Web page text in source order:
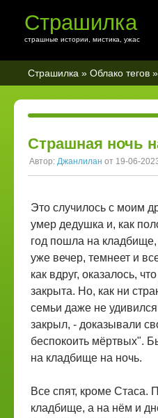
Страшилка
страшные истории, мистика, ужас
Страшилка » Облако тегов
Страшная ночь
Автор: Джанлилан от 19-06-
Это случилось с моим
умер дедушка и, как
год пошла на
уже вечер, темнеет и
как вдруг, оказалось,
закрыта. Но, как ни
семьи даже не
закрыл, - доказывали
беспокоить мёртвых".
на кладбище на ночь.
Все спят, кроме Стаса.
кладбище, а на нём и